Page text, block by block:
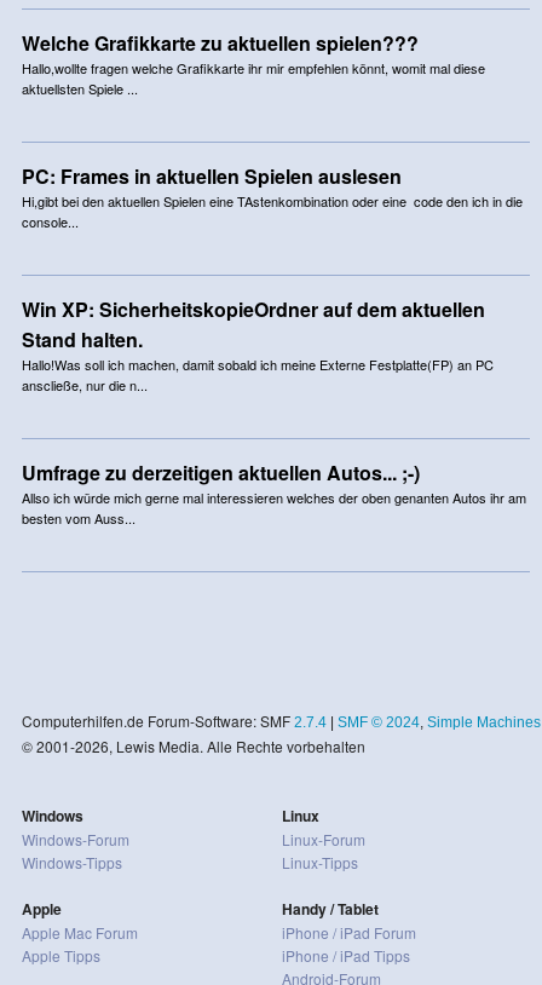
Welche Grafikkarte zu aktuellen spielen???
Hallo,wollte fragen welche Grafikkarte ihr mir empfehlen könnt, womit mal diese
aktuellsten Spiele ...
PC: Frames in aktuellen Spielen auslesen
Hi,gibt bei den aktuellen Spielen eine TAstenkombination oder eine code den ich in die
console...
Win XP: SicherheitskopieOrdner auf dem aktuellen
Stand halten.
Hallo!Was soll ich machen, damit sobald ich meine Externe Festplatte(FP) an PC
anscließe, nur die n...
Umfrage zu derzeitigen aktuellen Autos... ;-)
Allso ich würde mich gerne mal interessieren welches der oben genanten Autos ihr am
besten vom Auss...
Computerhilfen.de Forum-Software: SMF 2.7.4| SMF © 2024, Simple Machines
© 2001-2026, Lewis Media. Alle Rechte vorbehalten
Windows
Windows-Forum
Windows-Tipps
Apple
Apple Mac Forum
Apple Tipps
Linux
Linux-Forum
Linux-Tipps
Handy / Tablet
iPhone / iPad Forum
iPhone / iPad Tipps
Android-Forum